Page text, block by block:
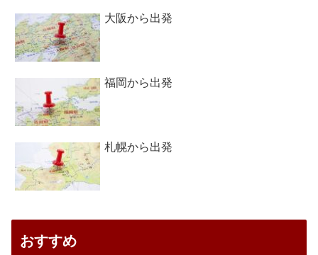
大阪から出発
福岡から出発
札幌から出発
おすすめ